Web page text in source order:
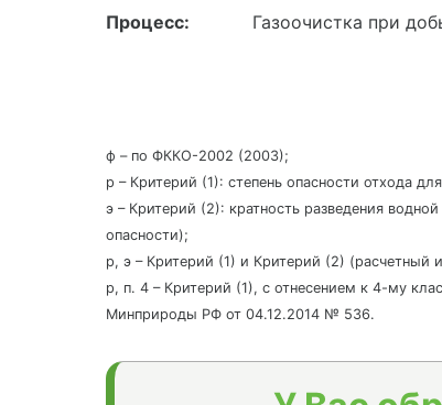
Процесс:
Газоочистка при
ф – по ФККО-2002 (2003);
р – Критерий (1): степень опасности отхода
э – Критерий (2): кратность разведения
опасности);
р, э – Критерий (1) и Критерий (2) (расчетный
р, п. 4 – Критерий (1), с отнесением к 4-му
Минприроды РФ от 04.12.2014 № 536.